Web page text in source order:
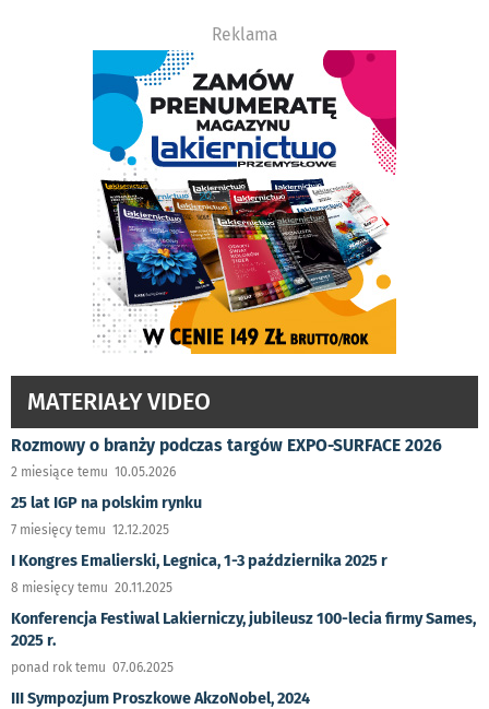
Reklama
MATERIAŁY VIDEO
Rozmowy o branży podczas targów EXPO-SURFACE 2026
2 miesiące temu 10.05.2026
25 lat IGP na polskim rynku
7 miesięcy temu 12.12.2025
I Kongres Emalierski, Legnica, 1-3 października 2025 r
8 miesięcy temu 20.11.2025
Konferencja Festiwal Lakierniczy, jubileusz 100-lecia firmy Sames,
2025 r.
ponad rok temu 07.06.2025
III Sympozjum Proszkowe AkzoNobel, 2024